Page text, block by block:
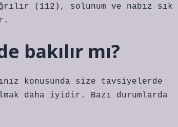
(112), solunum ve nabız sık
bakılır mı?
konusunda size tavsiyelerde
daha iyidir. Bazı durumlarda